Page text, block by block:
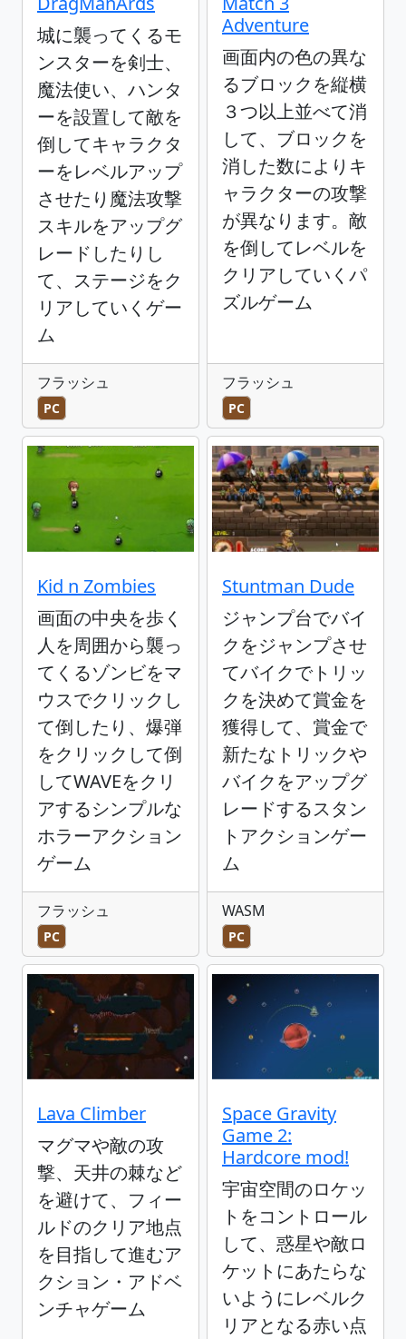
城に襲ってくるモ
ンスターを剣士、
魔法使い、ハンタ
ーを設置して敵を
倒してキャラクタ
ーをレベルアップ
させたり魔法攻撃
スキルをアップグ
レードしたりし
て、ステージをク
リアしていくゲー
ム
フラッシュ
PC
Adventure
画面内の色の異な
るブロックを縦横
３つ以上並べて消
して、ブロックを
消した数によりキ
ャラクターの攻撃
が異なります。敵
を倒してレベルを
クリアしていくパ
ズルゲーム
フラッシュ
PC
Kid n Zombies
画面の中央を歩く
人を周囲から襲っ
てくるゾンビをマ
ウスでクリックし
て倒したり、爆弾
をクリックして倒
してWAVEをクリ
アするシンプルな
ホラーアクション
ゲーム
フラッシュ
PC
Stuntman Dude
ジャンプ台でバイ
クをジャンプさせ
てバイクでトリッ
クを決めて賞金を
獲得して、賞金で
新たなトリックや
バイクをアップグ
レードするスタン
トアクションゲー
ム
WASM
PC
Lava Climber
マグマや敵の攻
撃、天井の棘など
を避けて、フィー
ルドのクリア地点
を目指して進むア
クション・アドベ
ンチャゲーム
Space Gravity
Game 2:
Hardcore mod!
宇宙空間のロケッ
トをコントロール
して、惑星や敵ロ
ケットにあたらな
いようにレベルク
リアとなる赤い点